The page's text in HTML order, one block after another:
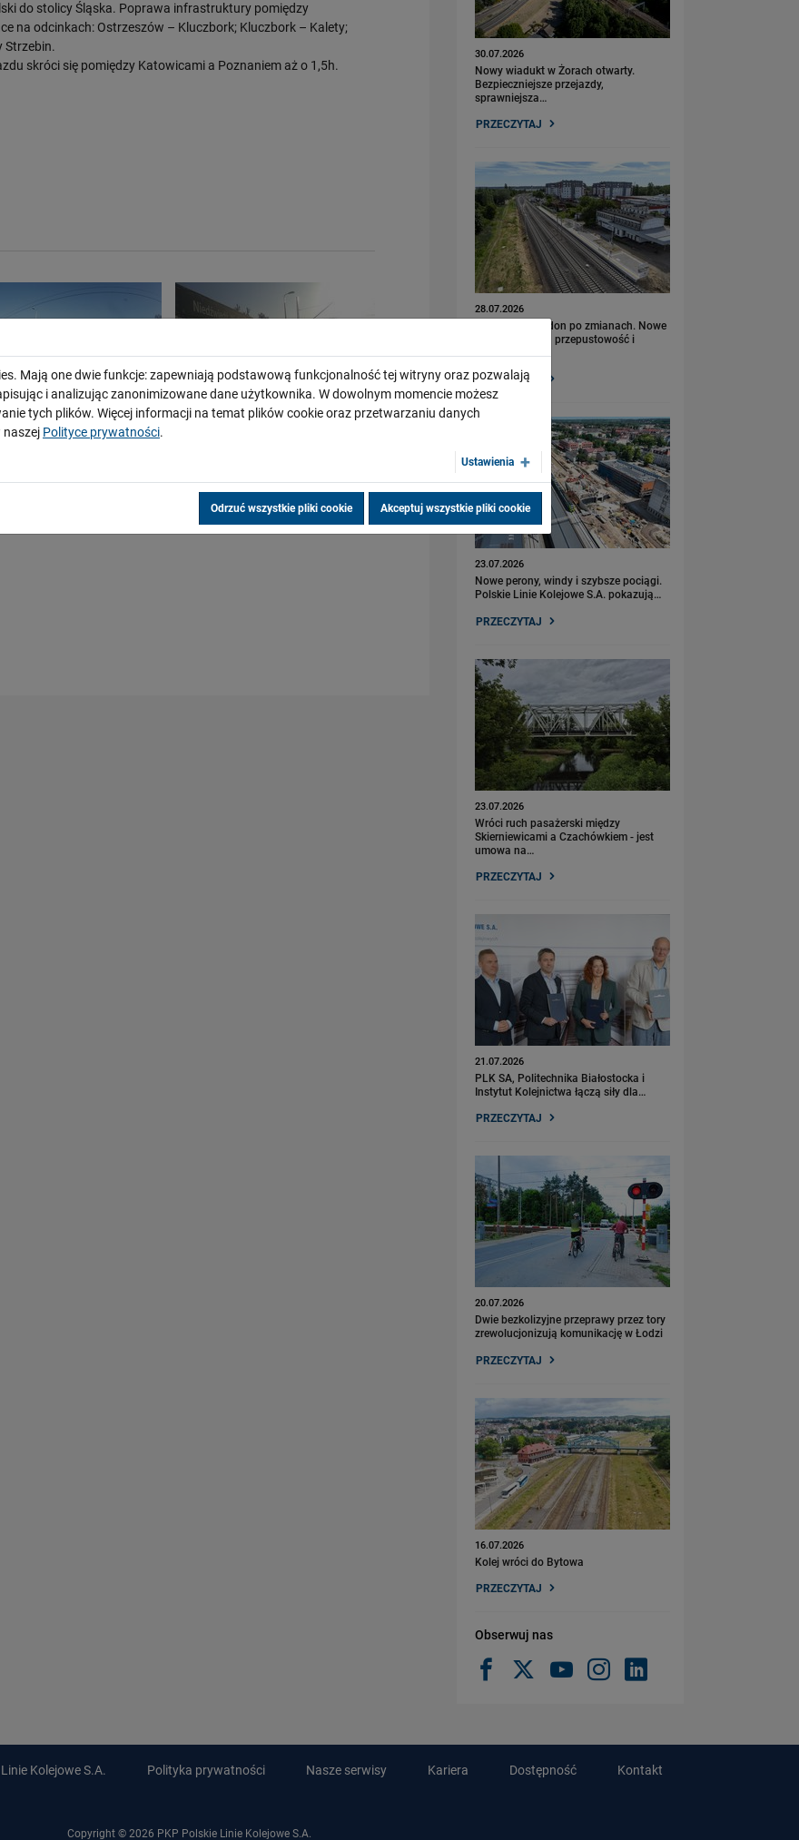
do stolicy Śląska. Poprawa infrastruktury pomiędzy
na odcinkach: Ostrzeszów – Kluczbork; Kluczbork – Kalety;
Strzebin.
skróci się pomiędzy Katowicami a Poznaniem aż o 1,5h.
30.07.2026
Nowy wiadukt w Żorach otwarty.
Bezpieczniejsze przejazdy,
sprawniejsza…
PRZECZYTAJ
28.07.2026
Bydgoszcz Fordon po zmianach. Nowe
perony, większa przepustowość i
kolejny…
PRZECZYTAJ
23.07.2026
Nowe perony, windy i szybsze pociągi.
Polskie Linie Kolejowe S.A. pokazują…
PRZECZYTAJ
23.07.2026
Wróci ruch pasażerski między
Skierniewicami a Czachówkiem - jest
umowa na…
PRZECZYTAJ
21.07.2026
PLK SA, Politechnika Białostocka i
Instytut Kolejnictwa łączą siły dla…
PRZECZYTAJ
20.07.2026
Dwie bezkolizyjne przeprawy przez tory
zrewolucjonizują komunikację w Łodzi
PRZECZYTAJ
16.07.2026
Kolej wróci do Bytowa
PRZECZYTAJ
Obserwuj nas
Kolejowe S.A. Polityka prywatności Nasze serwisy Kariera Dostępność Kontakt
Copyright © 2026 PKP Polskie Linie Kolejowe S.A.
Mają one dwie funkcje: zapewniają podstawową funkcjonalność tej witryny oraz pozwalają
i analizując zanonimizowane dane użytkownika. W dowolnym momencie możesz
tych plików. Więcej informacji na temat plików cookie oraz przetwarzaniu danych
naszej Polityce prywatności.
Ustawienia
Odrzuć wszystkie pliki cookie Akceptuj wszystkie pliki cookie